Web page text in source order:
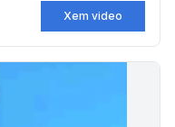
Xem video